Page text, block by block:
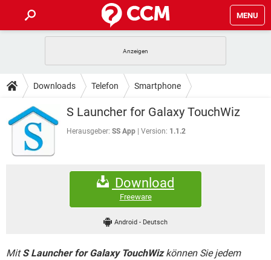
MENU
ANDROID IOS
WINDOWS 10 INSTAGRAM
WHATSAPP TIKTOK
FACEBOOK
TIPPS & TRICKS
SPIELE
ANDROID
WINDOWS 10
HARDWARE
DOWNLOADS
SPIELE STREAMING
ANDROID
INSTAGRAM
TIKTOK
FORUM
IOS
INSTAGRAM
TIKTOK
STREAMING
WHATSAPP TIKTOK
Downloads Telefon Smartphone
S Launcher for Galaxy TouchWiz
Herausgeber: SS App Version: 1.1.2
Download
Freeware
Android - Deutsch
MitS Launcher for Galaxy TouchWizkönnen Sie jedem